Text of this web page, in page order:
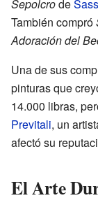
Sepolcrode
También compró
Adoración del
Una de sus
pinturas que
14.000 libras,
Previtali, un
afectó su
El Arte